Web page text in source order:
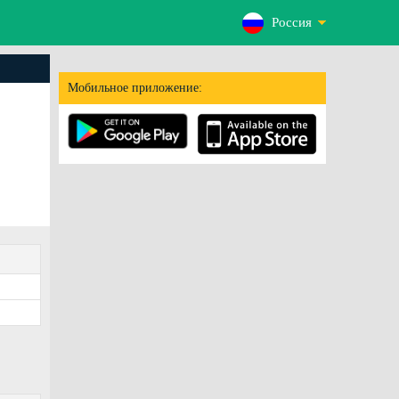
Россия
Мобильное приложение: